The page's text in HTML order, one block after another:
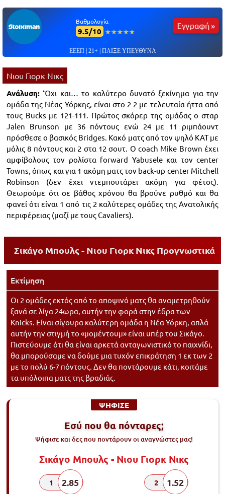
Βαθμολογία
9.5/10 ☆☆☆☆☆
★★★★★
Εγγραφή »
ΕΕΕΠ | 21+ | ΠΑΙΞΕ ΥΠΕΥΘΥΝΑ
Νιου Γιορκ Νικς
Ανάλυση: ‘Όχι και… το καλύτερο δυνατό ξεκίνημα για την
ομάδα της Νέας Υόρκης, είναι στο 2-2 με τελευταία ήττα από
τους Bucks με 121-111. Πρώτος σκόρερ της ομάδας ο σταρ
Jalen Brunson με 36 πόντους ενώ 24 με 11 ριμπάουντ
πρόσθεσε ο βασικός Bridges. Κακό ματς από τον ψηλό ΚΑΤ με
μόλις 8 πόντους και 2 στα 12 σουτ. Ο coach Mike Brown έχει
αμφίβολους τον ρολίστα forward Yabusele και τον center
Towns, όπως και για 1 ακόμη ματς τον back-up center Mitchell
Robinson (δεν έχει ντεμπουτάρει ακόμη για φέτος).
Θεωρούμε ότι σε βάθος χρόνου θα βρούνε ρυθμό και θα
φανεί ότι είναι 1 από τις 2 καλύτερες ομάδες της Ανατολικής
περιφέρειας (μαζί με τους Cavaliers).
Σικάγο Μπουλς - Νιου Γιορκ Νικς Προγνωστικά
Εκτίμηση
Οι 2 ομάδες εκτός από το αποψινό ματς θα αναμετρηθούν
ξανά σε λίγα 24ωρα, αυτήν την φορά στην έδρα των
Knicks. Είναι σίγουρα καλύτερη ομάδα η Νέα Υόρκη, απλά
αυτήν την στιγμή το «μομέντουμ» είναι υπέρ του Σικάγο.
Πιστεύουμε ότι θα είναι αρκετά ανταγωνιστικό το παιχνίδι,
θα μπορούσαμε να δούμε μια τυχόν επικράτηση 1 εκ των 2
με το πολύ 6-7 πόντους. Δεν θα ποντάρουμε κάτι, κοιτάμε
τα υπόλοιπα ματς της βραδιάς.
ΨΗΦΙΣΕ
Εσύ που θα πόνταρες;
Ψήφισε και δες που ποντάρουν οι αναγνώστες μας!
Σικάγο Μπουλς - Νιου Γιορκ Νικς
1 2.85 2 1.52